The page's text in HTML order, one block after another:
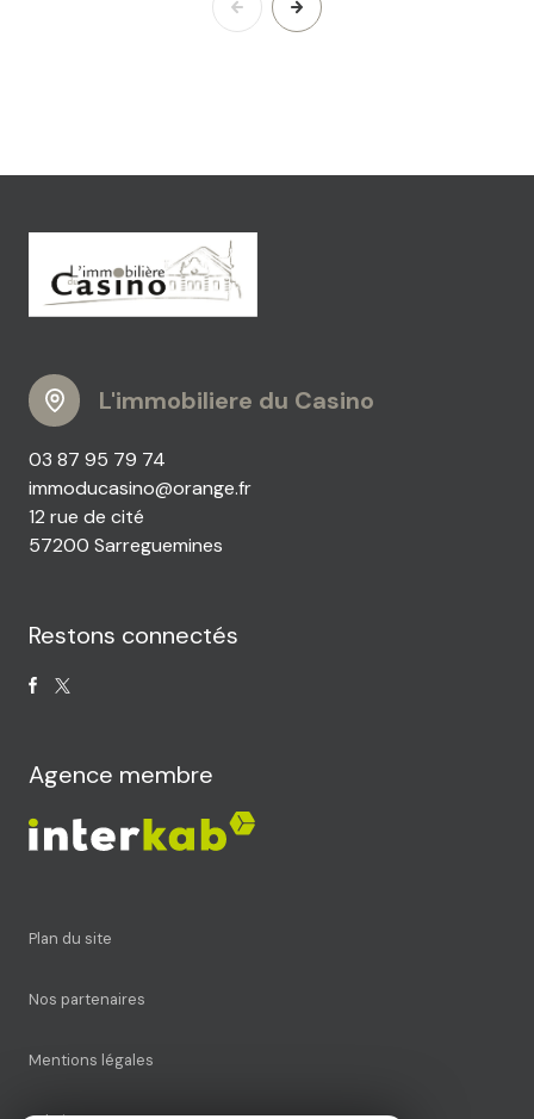
L'immobiliere du Casino
03 87 95 79 74
immoducasino@orange.fr
12 rue de cité
57200 Sarreguemines
Restons connectés
Agence membre
plan du site
nos partenaires
mentions légales